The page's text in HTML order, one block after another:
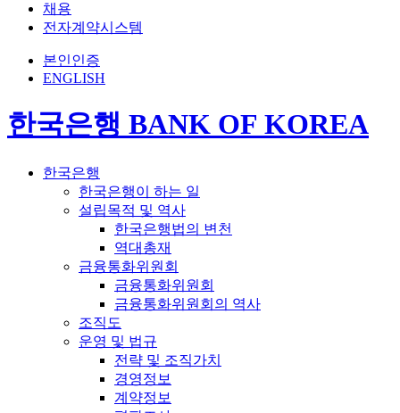
채용
전자계약시스템
본인인증
ENGLISH
한국은행 BANK OF KOREA
한국은행
한국은행이 하는 일
설립목적 및 역사
한국은행법의 변천
역대총재
금융통화위원회
금융통화위원회
금융통화위원회의 역사
조직도
운영 및 법규
전략 및 조직가치
경영정보
계약정보